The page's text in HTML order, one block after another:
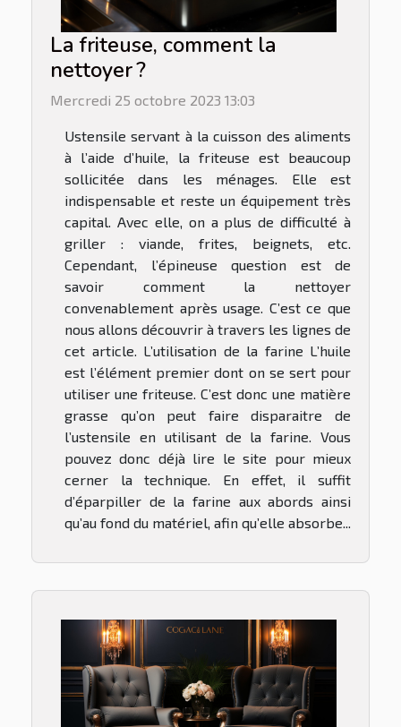
La friteuse, comment la
nettoyer ?
Mercredi 25 octobre 2023 13:03
Ustensile servant à la cuisson des aliments
à l’aide d’huile, la friteuse est beaucoup
sollicitée dans les ménages. Elle est
indispensable et reste un équipement très
capital. Avec elle, on a plus de difficulté à
griller : viande, frites, beignets, etc.
Cependant, l’épineuse question est de
savoir comment la nettoyer
convenablement après usage. C’est ce que
nous allons découvrir à travers les lignes de
cet article. L’utilisation de la farine L’huile
est l’élément premier dont on se sert pour
utiliser une friteuse. C’est donc une matière
grasse qu’on peut faire disparaitre de
l’ustensile en utilisant de la farine. Vous
pouvez donc déjà lire le site pour mieux
cerner la technique. En effet, il suffit
d’éparpiller de la farine aux abords ainsi
qu’au fond du matériel, afin qu’elle absorbe...